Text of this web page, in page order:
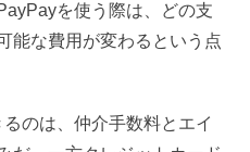
を使う際は、どの支
能な費用が変わるという点
のは、仲介手数料とエイ